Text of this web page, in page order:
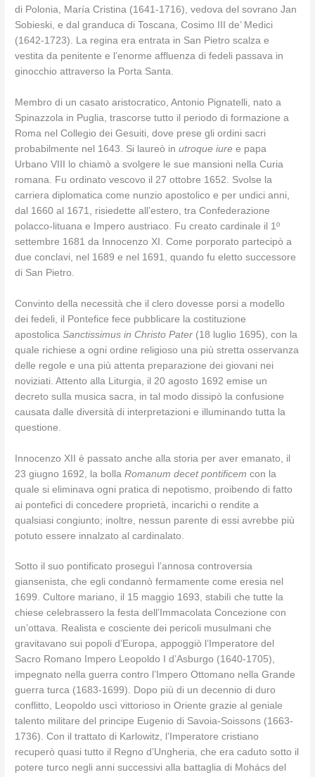
di Polonia, María Cristina (1641-1716), vedova del sovrano Jan
Sobieski, e dal granduca di Toscana, Cosimo III de’ Medici
(1642-1723). La regina era entrata in San Pietro scalza e
vestita da penitente e l’enorme affluenza di fedeli passava in
ginocchio attraverso la Porta Santa.
Membro di un casato aristocratico, Antonio Pignatelli, nato a
Spinazzola in Puglia, trascorse tutto il periodo di formazione a
Roma nel Collegio dei Gesuiti, dove prese gli ordini sacri
probabilmente nel 1643. Si laureò inutroque iure e papa
Urbano VIII lo chiamò a svolgere le sue mansioni nella Curia
romana. Fu ordinato vescovo il 27 ottobre 1652. Svolse la
carriera diplomatica come nunzio apostolico e per undici anni,
dal 1660 al 1671, risiedette all’estero, tra Confederazione
polacco-lituana e Impero austriaco. Fu creato cardinale il 1º
settembre 1681 da Innocenzo XI. Come porporato partecipò a
due conclavi, nel 1689 e nel 1691, quando fu eletto successore
di San Pietro.
Convinto della necessità che il clero dovesse porsi a modello
dei fedeli, il Pontefice fece pubblicare la costituzione
apostolicaSanctissimus in Christo Pater (18 luglio 1695), con la
quale richiese a ogni ordine religioso una più stretta osservanza
delle regole e una più attenta preparazione dei giovani nei
noviziati. Attento alla Liturgia, il 20 agosto 1692 emise un
decreto sulla musica sacra, in tal modo dissipò la confusione
causata dalle diversità di interpretazioni e illuminando tutta la
questione.
Innocenzo XII è passato anche alla storia per aver emanato, il
23 giugno 1692, la bollaRomanum decet pontificem con la
quale si eliminava ogni pratica di nepotismo, proibendo di fatto
ai pontefici di concedere proprietà, incarichi o rendite a
qualsiasi congiunto; inoltre, nessun parente di essi avrebbe più
potuto essere innalzato al cardinalato.
Sotto il suo pontificato proseguì l’annosa controversia
giansenista, che egli condannò fermamente come eresia nel
1699. Cultore mariano, il 15 maggio 1693, stabilì che tutte la
chiese celebrassero la festa dell’Immacolata Concezione con
un’ottava. Realista e cosciente dei pericoli musulmani che
gravitavano sui popoli d’Europa, appoggiò l’Imperatore del
Sacro Romano Impero Leopoldo I d’Asburgo (1640-1705),
impegnato nella guerra contro l’Impero Ottomano nella Grande
guerra turca (1683-1699). Dopo più di un decennio di duro
conflitto, Leopoldo uscì vittorioso in Oriente grazie al geniale
talento militare del principe Eugenio di Savoia-Soissons (1663-
1736). Con il trattato di Karlowitz, l’Imperatore cristiano
recuperò quasi tutto il Regno d’Ungheria, che era caduto sotto il
potere turco negli anni successivi alla battaglia di Mohács del